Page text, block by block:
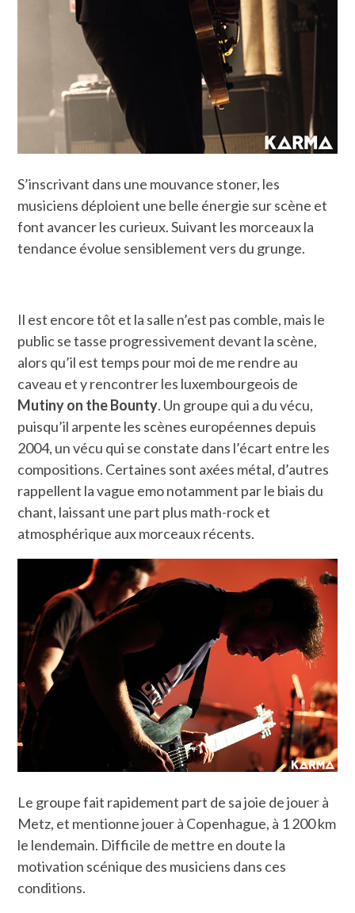
S’inscrivant dans une mouvance stoner, les
musiciens déploient une belle énergie sur scène et
font avancer les curieux. Suivant les morceaux la
tendance évolue sensiblement vers du grunge.
Il est encore tôt et la salle n’est pas comble, mais le
public se tasse progressivement devant la scène,
alors qu’il est temps pour moi de me rendre au
caveau et y rencontrer les luxembourgeois de
Mutiny on the Bounty. Un groupe qui a du vécu,
puisqu’il arpente les scènes européennes depuis
2004, un vécu qui se constate dans l’écart entre les
compositions. Certaines sont axées métal, d’autres
rappellent la vague emo notamment par le biais du
chant, laissant une part plus math-rock et
atmosphérique aux morceaux récents.
Le groupe fait rapidement part de sa joie de jouer à
Metz, et mentionne jouer à Copenhague, à 1 200 km
le lendemain. Difficile de mettre en doute la
motivation scénique des musiciens dans ces
conditions.